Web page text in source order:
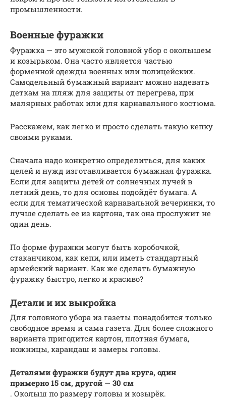
промышленности.
Военные фуражки
Фуражка — это мужской головной убор с околышем
и козырьком. Она часто является частью
форменной одежды военных или полицейских.
Самодельный бумажный вариант можно надевать
деткам на пляж для защиты от перегрева, при
малярных работах или для карнавального костюма.
Расскажем, как легко и просто сделать такую кепку
своими руками.
Сначала надо конкретно определиться, для каких
целей и нужд изготавливается бумажная фуражка.
Если для защиты детей от солнечных лучей в
летний день, то для основы подойдёт бумага. А
если для тематической карнавальной вечеринки, то
лучше сделать ее из картона, так она прослужит не
один день.
По форме фуражки могут быть коробочкой,
стаканчиком, как кепи, или иметь стандартный
армейский вариант. Как же сделать бумажную
фуражку быстро, легко и красиво?
Детали и их выкройка
Для головного убора из газеты понадобится только
свободное время и сама газета. Для более сложного
варианта пригодится картон, плотная бумага,
ножницы, карандаш и замеры головы.
Деталями фуражки будут два круга, один
примерно 15 см, другой — 30 см
. Околыш по размеру головы и козырёк.